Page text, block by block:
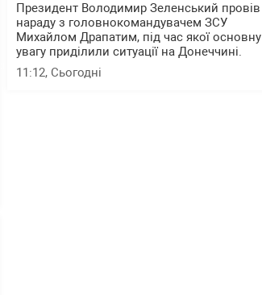
Президент Володимир Зеленський провів
нараду з головнокомандувачем ЗСУ
Михайлом Драпатим, під час якої основну
увагу приділили ситуації на Донеччині.
11:12, Сьогодні